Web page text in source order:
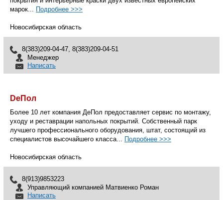
марок... Подробнее >>>
Новосибирская область
8(383)209-04-47, 8(383)209-04-51
Менеджер
Написать
DeПол
Более 10 лет компания ДеПол предоставляет сервис по монтажу,
уходу и реставрации напольных покрытий. Собственный парк
лучшего профессионального оборудования, штат, состоящий из
специалистов высочайшего класса... Подробнее >>>
Новосибирская область
8(913)9853223
Управляющий компанией Матвиенко Роман
Написать